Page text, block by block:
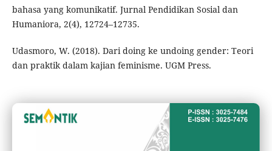
bahasa yang komunikatif. Jurnal Pendidikan Sosial dan
Humaniora, 2(4), 12724–12735.
Udasmoro, W. (2018). Dari doing ke undoing gender: Teori
dan praktik dalam kajian feminisme. UGM Press.